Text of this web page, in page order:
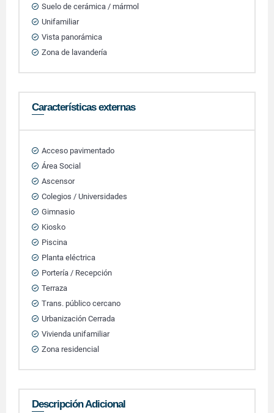
Suelo de cerámica / mármol
Unifamiliar
Vista panorámica
Zona de lavandería
Características externas
Acceso pavimentado
Área Social
Ascensor
Colegios / Universidades
Gimnasio
Kiosko
Piscina
Planta eléctrica
Portería / Recepción
Terraza
Trans. público cercano
Urbanización Cerrada
Vivienda unifamiliar
Zona residencial
Descripción Adicional